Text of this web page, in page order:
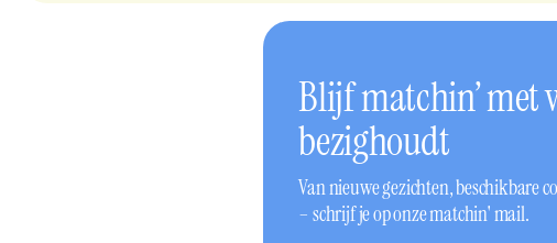
Blijf matchin’ met
bezighoudt
Van nieuwe gezichten, beschikbare
– schrijf je op onze matchin' mail.